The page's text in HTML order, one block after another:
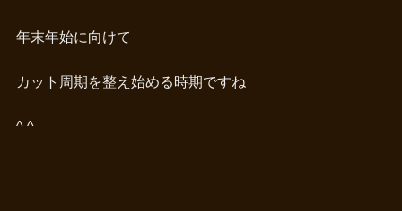
年末年始に向けて
カット周期を整え始める時期ですね
^ ^